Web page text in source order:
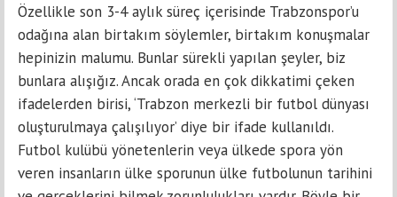
Özellikle son 3-4 aylık süreç içerisinde Trabzonspor’u
odağına alan birtakım söylemler, birtakım konuşmalar
hepinizin malumu. Bunlar sürekli yapılan şeyler, biz
bunlara alışığız. Ancak orada en çok dikkatimi çeken
ifadelerden birisi, ‘Trabzon merkezli bir futbol dünyası
oluşturulmaya çalışılıyor’ diye bir ifade kullanıldı.
Futbol kulübü yönetenlerin veya ülkede spora yön
veren insanların ülke sporunun ülke futbolunun tarihini